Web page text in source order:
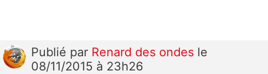
Publié par Renard des ondes le
08/11/2015 à 23h26